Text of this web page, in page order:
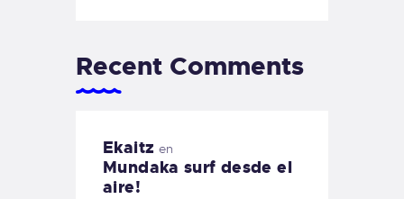
Recent Comments
Ekaitz en
Mundaka surf desde el
aire!